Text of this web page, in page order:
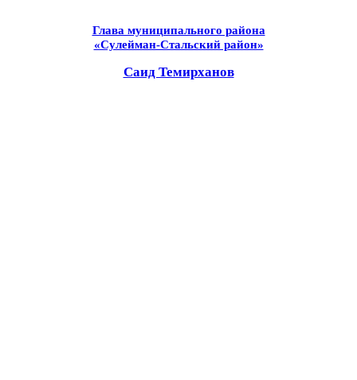
Глава муниципального района
«Сулейман-Стальский район»
Саид Темирханов